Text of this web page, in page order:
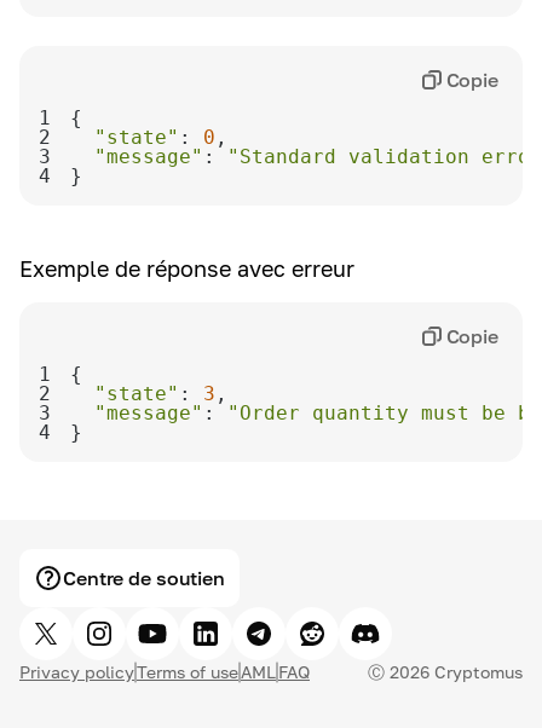
1
2
"state" : 0
3
"message" :
"Standard validation
4
}
Copie
Exemple de réponse avec erreur
1
2
"state" : 3
3
"message" :
"Order quantity must be
4
}
Copie
Centre de soutien
Privacy policyTerms of useAML FAQ Ⓒ 2026 Cryptomus